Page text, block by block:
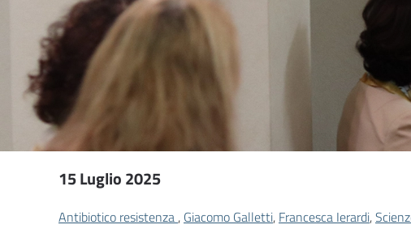
15 Luglio 2025
Antibiotico resistenza , Giacomo Galletti, Francesca Ierardi,